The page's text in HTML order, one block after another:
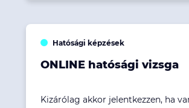
Hatósági képzések
ONLINE hatósági vizsga
Kizárólag akkor jelentkezzen, ha